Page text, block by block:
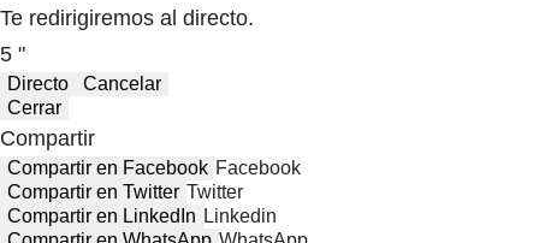
Te redirigiremos al directo.
5 "
Directo
Cancelar
Cerrar
Compartir
Compartir en Facebook Facebook
Compartir en Twitter Twitter
Compartir en LinkedIn Linkedin